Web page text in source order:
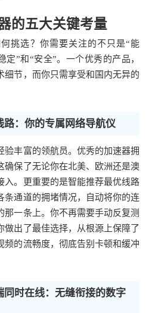
的五大关键考量
挑选？你需要关注的不只是“能
定”和“安全”。一个优秀的产品，
细节，而你只需享受和国内无异的
路：你的专属网络导航仪
验丰富的领航员。优秀的加速器拥
确保了无论你在北美、欧洲还是澳
入。更重要的是智能推荐最优线路
条通道的拥堵情况，自动将你的连
那一条上。你不再需要手动反复测
做出了最佳选择，从根源上保障了
频的流畅度，彻底告别卡顿和缓冲
同时在线：无缝衔接的数字